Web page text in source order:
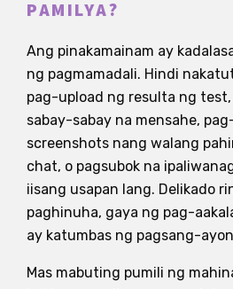
PAMILYA?
Ang pinakamainam ay
ng pagmamadali. Hindi
pag-upload ng resulta ng test,
sabay-sabay na mensahe,
screenshots nang walang
chat, o pagsubok na
iisang usapan lang. Delikado
paghinuha, gaya ng pag-
ay katumbas ng pagsang-
Mas mabuting pumili ng